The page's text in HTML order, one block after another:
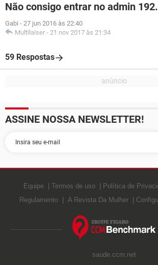
Não consigo entrar no admin
Gabi - 27 jun 2016 às 22:40
Multilaiser - 21 nov 2017 às 21:34
59 Respostas
ASSINE NOSSA NEWSLETTER!
Equipe Termos de uso Política de
Regulamento
A Revista Da Mulher
saude.ccm.net